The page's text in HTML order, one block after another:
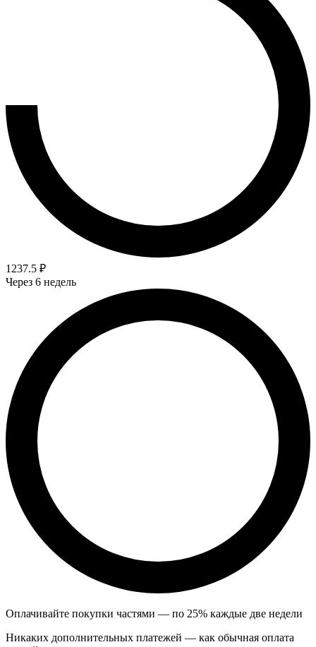
1237.5 ₽
Через 6 недель
Оплачивайте покупки частями — по 25% каждые две недели
Никаких дополнительных платежей — как обычная оплата